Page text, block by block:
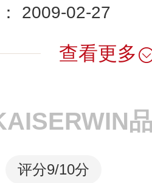
2009-02-27
查看更多
评分9/10分